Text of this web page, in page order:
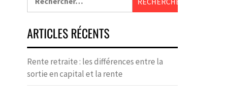
ARTICLES RÉCENTS
Rente retraite : les différences entre la
sortie en capital et la rente